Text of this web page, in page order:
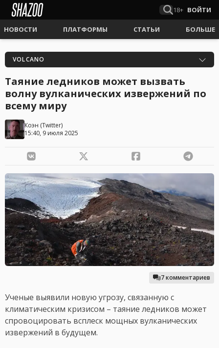
18+ ВОЙТИ
НОВОСТИ ПЛАТФОРМЫ СТАТЬИ БОЛЬШЕ
VOLCANO
Таяние ледников может вызвать
волну вулканических извержений по
всему миру
Коэн (Twitter)
15:40, 9 июля 2025
7 комментариев
Ученые выявили новую угрозу, связанную с
климатическим кризисом – таяние ледников может
спровоцировать всплеск мощных вулканических
извержений в будущем.